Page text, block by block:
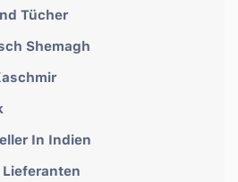
Tücher
Shemagh
In Indien